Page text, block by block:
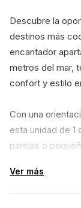
Descubre la
destinos más
encantador
metros del mar,
confort y estilo
Con una
esta unidad de 1
parejas o
un acogedor
momentos
Ver más